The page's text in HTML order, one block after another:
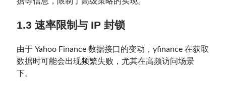
1.3 速率限制与 IP 封锁
由于 Yahoo Finance 数据接口的变动，yfinance 在获取
数据时可能会出现频繁失败，尤其在高频访问场景
下。